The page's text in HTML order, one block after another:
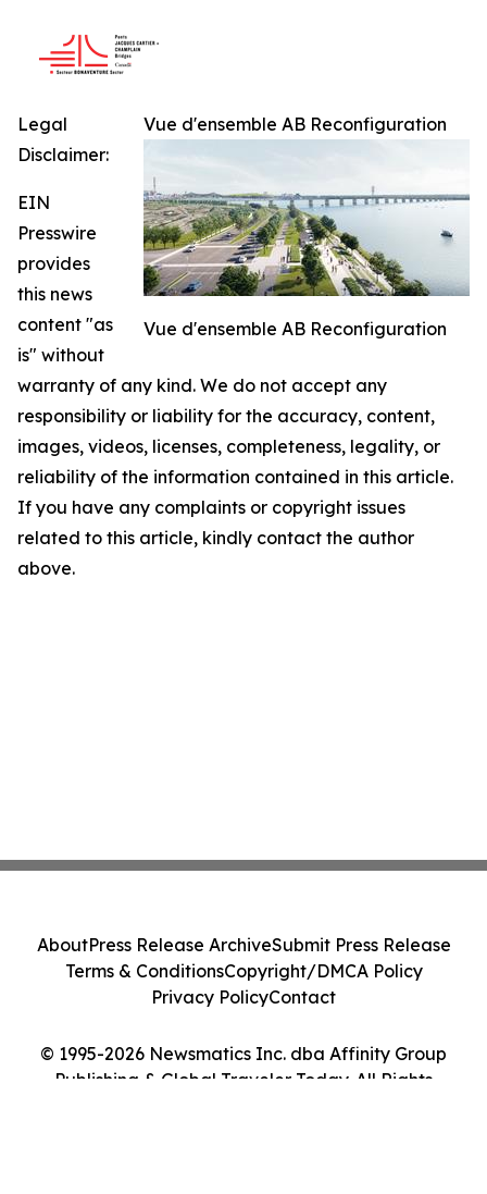
Vue d'ensemble AB Reconfiguration
Vue d'ensemble AB Reconfiguration
Legal
Disclaimer:
EIN
Presswire
provides
this news
content "as
is" without
warranty of any kind. We do not accept any
responsibility or liability for the accuracy, content,
images, videos, licenses, completeness, legality, or
reliability of the information contained in this article.
If you have any complaints or copyright issues
related to this article, kindly contact the author
above.
© 1995-2026 Newsmatics Inc. dba Affinity Group
Publishing & Global Traveler Today. All Rights
AboutPress Release ArchiveSubmit Press Release
Terms & ConditionsCopyright/DMCA Policy
Privacy PolicyContact